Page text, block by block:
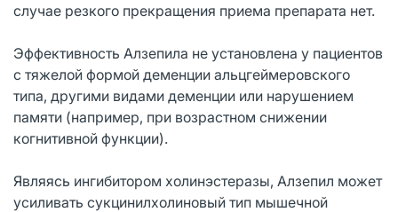
случае резкого прекращения приема препарата нет.
Эффективность Алзепила не установлена у пациентов
с тяжелой формой деменции альцгеймеровского
типа, другими видами деменции или нарушением
памяти (например, при возрастном снижении
когнитивной функции).
Являясь ингибитором холинэстеразы, Алзепил может
усиливать сукцинилхолиновый тип мышечной